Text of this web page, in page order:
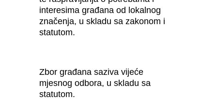
interesima građana od lokalnog
značenja, u skladu sa zakonom i
statutom.
Zbor građana saziva vijeće
mjesnog odbora, u skladu sa
statutom.